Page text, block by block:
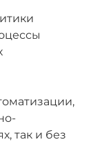
так и без